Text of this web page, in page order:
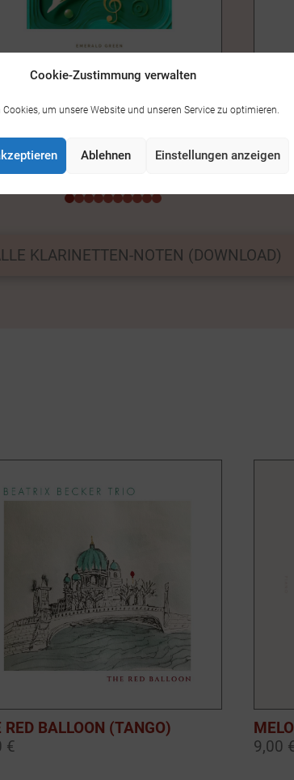
Cookie-Zustimmung verwalten
um unsere Website und unseren Service zu optimieren.
Ablehnen Einstellungen anzeigen
€
14,00
0123456789
KLARINETTEN-NOTEN (DOWNLOAD)
RED BALLOON (TANGO)
€
9,00